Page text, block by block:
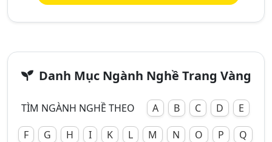
Danh Mục Ngành Nghề Trang Vàng
TÌM NGÀNH NGHỀ THEO A B C D
E
F
G H I K L M N O P
Q